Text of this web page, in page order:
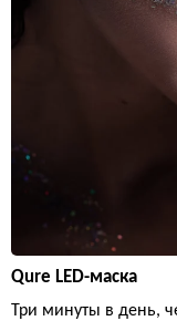
Qure LED-маска
Три минуты в день,